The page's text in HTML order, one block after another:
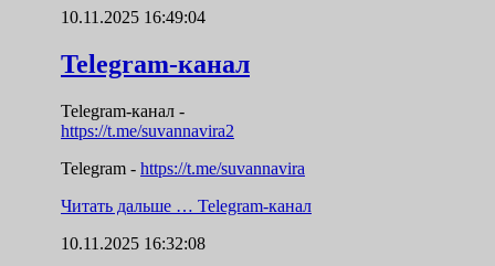
10.11.2025 16:49:04
Telegram-канал
Telegram-канал -
https://t.me/suvannavira2
Telegram - https://t.me/suvannavira
Читать дальше … Telegram-канал
10.11.2025 16:32:08